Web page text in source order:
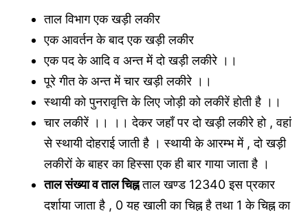
ताल विभाग एक खड़ी लकीर
एक आवर्तन के बाद एक खड़ी लकीर
एक पद के आदि व अन्त में दो खड़ी लकीरे ।।
पूरे गीत के अन्त में चार खड़ी लकीरे ।।
स्थायी को पुनरावृत्ति के लिए जोड़ी को लकीरें होती है ।।
चार लकीरें ।। ।। देकर जहाँ पर दो खड़ी लकीरे हो , वहां
से स्थायी दोहराई जाती है । स्थायी के आरम्भ में , दो खड़ी
लकीरों के बाहर का हिस्सा एक ही बार गाया जाता है ।
ताल संख्या व ताल चिह्नताल खण्ड 12340 इस प्रकार
दर्शाया जाता है , 0 यह खाली का चिह्न है तथा 1 के चिह्न का